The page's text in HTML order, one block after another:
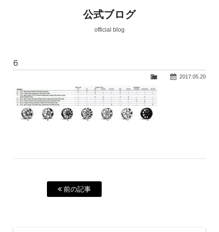
新車情報
在庫車情報
会社紹介
スタッフ募集
公式ブログ
official blog
6
2017.05.20
前の記事